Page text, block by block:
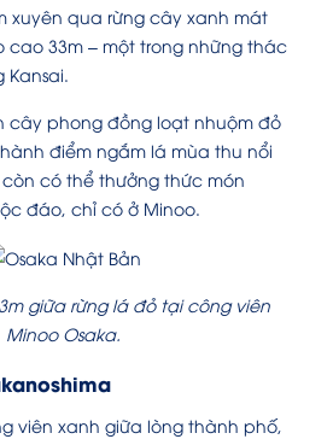
xuyên qua rừng cây xanh mát
33m – một trong những thác
cây phong đồng loạt nhuộm đỏ
điểm ngắm lá mùa thu nổi
có thể thưởng thức món
đáo, chỉ có ở Minoo.
giữa rừng lá đỏ tại công viên
Minoo Osaka.
viên xanh giữa lòng thành phố,